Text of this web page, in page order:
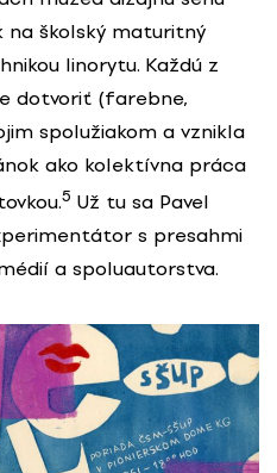
školský maturitný
linorytu. Každú z
dotvoriť (farebne,
spolužiakom a vznikla
ako kolektívna práca
5 Už tu sa Pavel
s presahmi
a spoluautorstva.